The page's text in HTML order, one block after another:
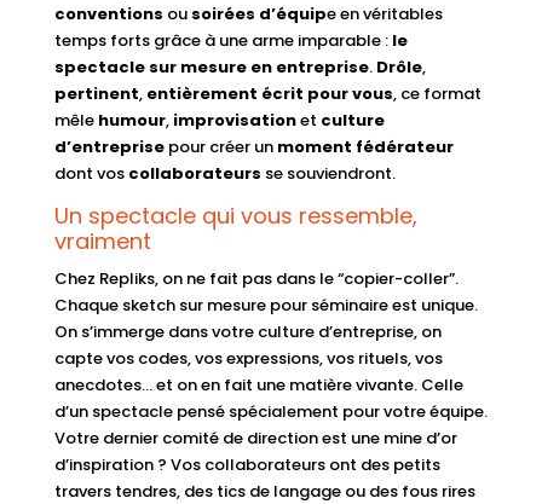
conventions ou soirées d’équipe en véritables
temps forts grâce à une arme imparable : le
spectacle sur mesure en entreprise. Drôle,
pertinent, entièrement écrit pour vous, ce format
mêle humour, improvisationet culture
d’entreprisepour créer un moment fédérateur
dont vos collaborateurs se souviendront.
Un spectacle qui vous ressemble,
vraiment
Chez Repliks, on ne fait pas dans le “copier-coller”.
Chaque sketch sur mesure pour séminaire est unique.
On s’immerge dans votre culture d’entreprise, on
capte vos codes, vos expressions, vos rituels, vos
anecdotes… et on en fait une matière vivante. Celle
d’un spectacle pensé spécialement pour votre équipe.
Votre dernier comité de direction est une mine d’or
d’inspiration ? Vos collaborateurs ont des petits
travers tendres, des tics de langage ou des fous rires